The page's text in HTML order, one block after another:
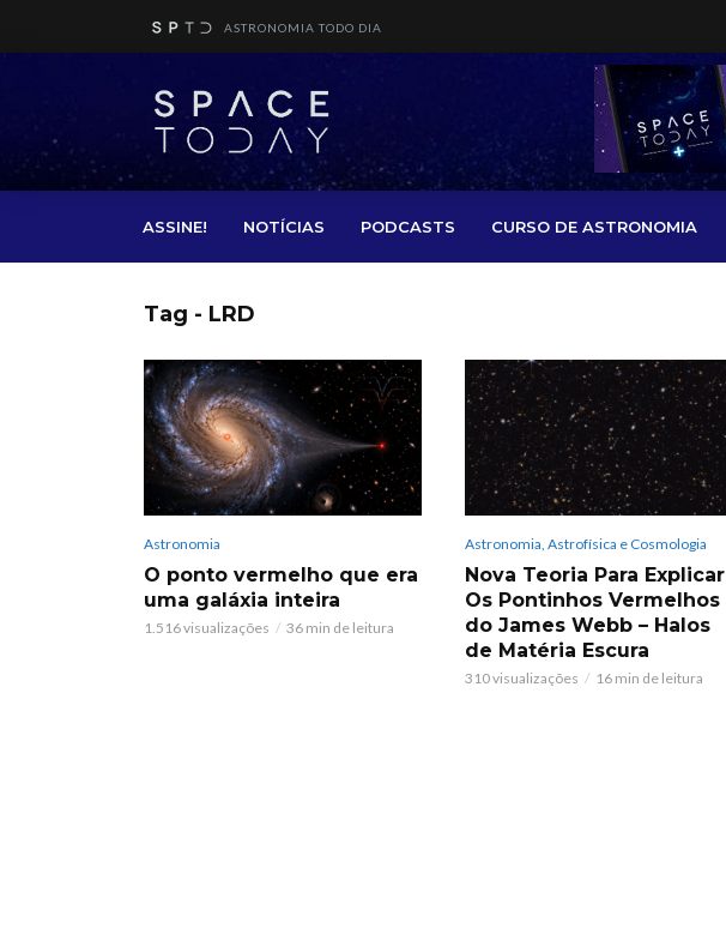
ASTRONOMIA TODO DIA
ASSINE! NOTÍCIAS PODCASTS CURSO DE ASTRONOMIA
Tag - LRD
Astronomia
O ponto vermelho que era
uma galáxia inteira
1.516 visualizações 36 min de leitura
Astronomia, Astrofísica e Cosmologia
Nova Teoria Para Explicar
Os Pontinhos Vermelhos
do James Webb – Halos
de Matéria Escura
310 visualizações 16 min de leitura